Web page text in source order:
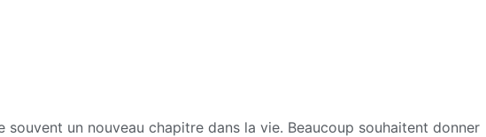
souvent un nouveau chapitre dans la vie. Beaucoup souhaitent donner